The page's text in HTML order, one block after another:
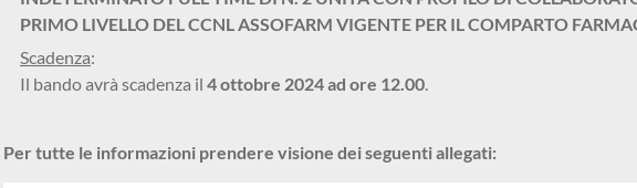
PRIMO LIVELLO DEL CCNL ASSOFARM VIGENTE PER IL COMPARTO
Scadenza:
Il bando avrà scadenza il 4 ottobre 2024 ad ore 12.00.
Per tutte le informazioni prendere visione dei seguenti allegati: